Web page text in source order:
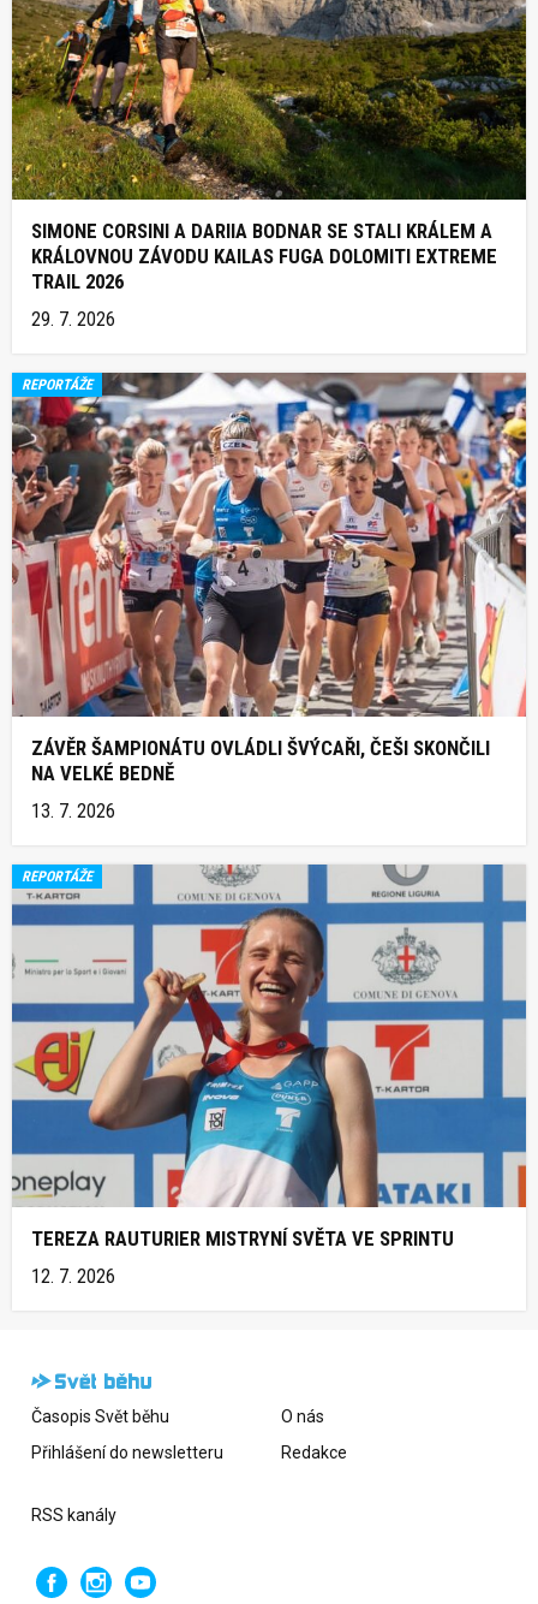
SIMONE CORSINI A DARIIA BODNAR SE STALI KRÁLEM A
KRÁLOVNOU ZÁVODU KAILAS FUGA DOLOMITI EXTREME
TRAIL 2026
29. 7. 2026
REPORTÁŽE
ZÁVĚR ŠAMPIONÁTU OVLÁDLI ŠVÝCAŘI, ČEŠI SKONČILI
NA VELKÉ BEDNĚ
13. 7. 2026
REPORTÁŽE
TEREZA RAUTURIER MISTRYNÍ SVĚTA VE SPRINTU
12. 7. 2026
Časopis Svět běhu
Přihlášení do newsletteru
O nás
Redakce
RSS kanály